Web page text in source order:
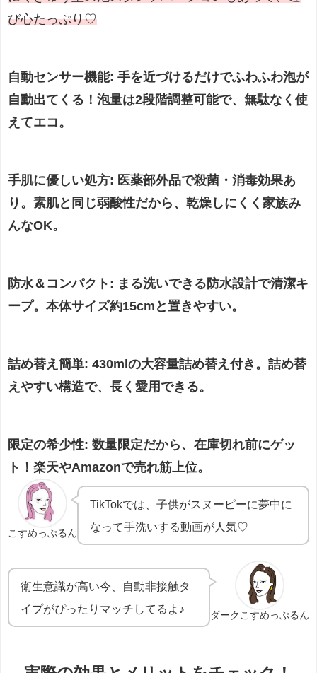
び心たっぷり♡
自動センサー機能: 手を近づけるだけでふわふわ泡が
自動出てくる！泡量は2段階調整可能で、無駄なく使
えてエコ。
手肌に優しい処方: 医薬部外品で殺菌・消毒効果あ
り。素肌と同じ弱酸性だから、乾燥しにくく家族み
んなOK。
防水＆コンパクト : まる洗いできる防水設計で清潔キ
ープ。本体サイズ約15cmと置きやすい。
詰め替え簡単: 430mlの大容量詰め替え付き。詰め替
えやすい構造で、長く愛用できる。
限定の希少性: 数量限定だから、在庫切れ前にゲッ
ト！楽天やAmazonで売れ筋上位。
こすめっぷるん
TikTokでは、子供がスヌーピーに夢中に
なって手洗いする動画が人気♡
ダークこすめっぷるん
衛生意識が高い今、自動非接触タ
イプがぴったりマッチしてるよ♪